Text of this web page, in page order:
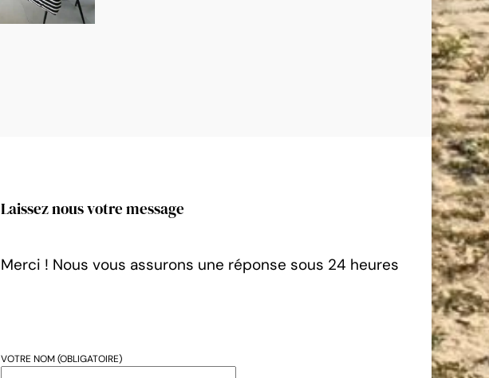
Laissez nous votre message
Merci ! Nous vous assurons une réponse sous 24 heures
VOTRE NOM (OBLIGATOIRE)